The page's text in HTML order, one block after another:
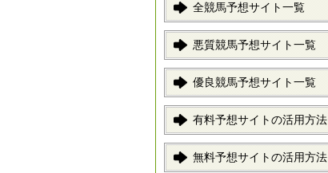
全競馬予想サイト一覧
悪質競馬予想サイト一覧
優良競馬予想サイト一覧
有料予想サイトの活用方法
無料予想サイトの活用方法